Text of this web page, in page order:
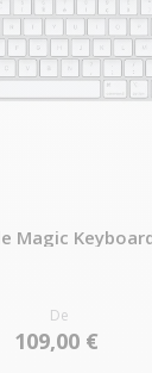
Magic
De
109,00 €